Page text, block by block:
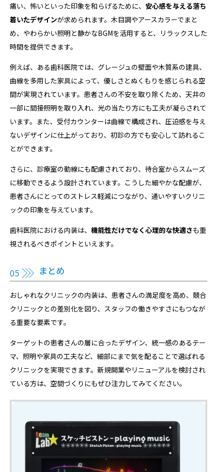
痛い、怖いといった印象を和らげるために、 安心感を与える落ち
着いたデザインが求められます。木目調やアースカラーでまと
め、やわらかい照明と静かなBGMを活用すると、リラックスした
時間を提供できます。
例えば、ある歯科医院では、グレージュの壁面や木質系の建具、
曲線を多用した家具によって、優しさとぬくもりを感じられる空
間が実現されています。患者さんの不安を取り除くため、天井の
一部に間接照明を取り入れ、光の当たり方にも工夫が凝らされて
います。また、受付カウンターは曲線で構成され、圧迫感を与え
ないデザインに仕上がっており、初診の方でも安心して訪れるこ
とができます。
さらに、診療室の動線にも配慮されており、待合室からスムーズ
に移動できるよう設計されています。こうした細やかな配慮が、
患者さんにとってのストレス軽減につながり、通いやすいクリニ
ックの印象を与えています。
歯科医院における内装は、 機能性だけでなく心理的な快適さも重
視されるべきポイントといえます。
まとめ
おしゃれなクリニックの内装は、患者さんの満足度を高め、競合
クリニックとの差別化を図り、スタッフの働きやすさにもつなが
る重要な要素です。
ターゲットの患者さんの層に合ったデザイン、統一感のあるテー
マ、照明や家具の工夫など、細部にまで気を配ることで選ばれる
クリニックを実現できます。新規開業やリニューアルを検討され
ている方は、空間づくりにもぜひ注力してみてください。